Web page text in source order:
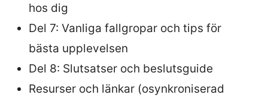
hos dig
Del 7: Vanliga fallgropar och tips för
bästa upplevelsen
Del 8: Slutsatser och beslutsguide
Resurser och länkar (osynkroniserad